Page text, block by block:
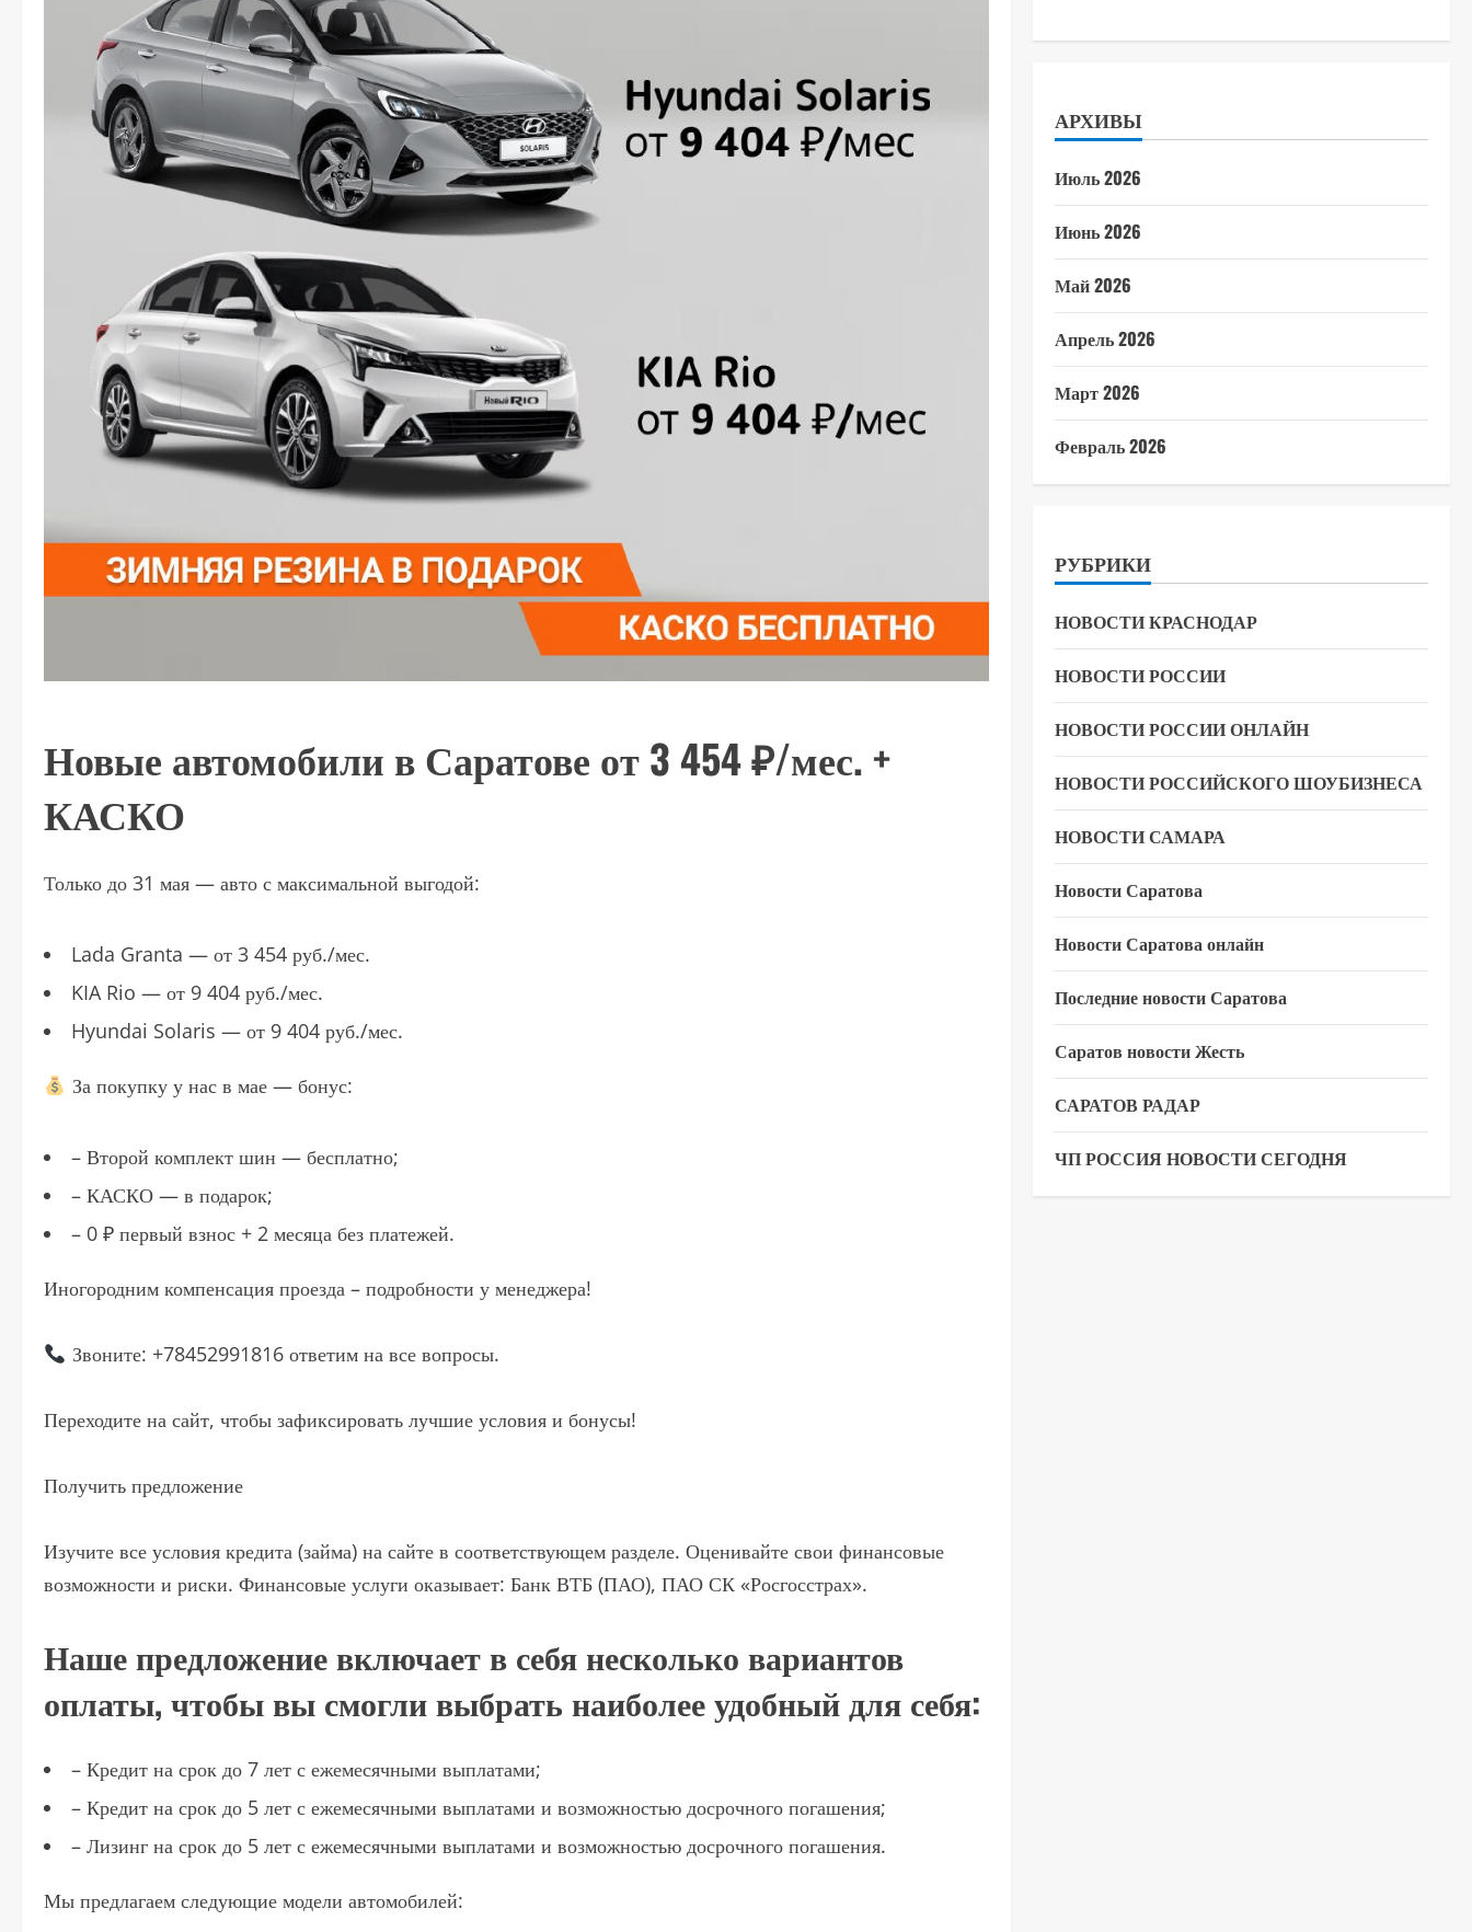
Новые автомобили в Саратове от 3 454 ₽/мес. +
КАСКО
Только до 31 мая — авто с максимальной выгодой:
Lada Granta — от 3 454 руб./мес.
KIA Rio — от 9 404 руб./мес.
Hyundai Solaris — от 9 404 руб./мес.
За покупку у нас в мае — бонус:
– Второй комплект шин — бесплатно;
– КАСКО — в подарок;
– 0 ₽ первый взнос + 2 месяца без платежей.
Иногородним компенсация проезда – подробности у менеджера!
Звоните: +78452991816 ответим на все вопросы.
Переходите на сайт, чтобы зафиксировать лучшие условия и бонусы!
Получить предложение
Изучите все условия кредита (займа) на сайте в соответствующем разделе. Оценивайте свои финансовые
возможности и риски. Финансовые услуги оказывает: Банк ВТБ (ПАО), ПАО СК «Росгосстрах».
Наше предложение включает в себя несколько вариантов
оплаты, чтобы вы смогли выбрать наиболее удобный для себя:
– Кредит на срок до 7 лет с ежемесячными выплатами;
– Кредит на срок до 5 лет с ежемесячными выплатами и возможностью досрочного погашения;
– Лизинг на срок до 5 лет с ежемесячными выплатами и возможностью досрочного погашения.
Мы предлагаем следующие модели автомобилей:
АРХИВЫ
Июль 2026
Июнь 2026
Май 2026
Апрель 2026
Март 2026
Февраль 2026
РУБРИКИ
НОВОСТИ КРАСНОДАР
НОВОСТИ РОССИИ
НОВОСТИ РОССИИ ОНЛАЙН
НОВОСТИ РОССИЙСКОГО ШОУБИЗНЕСА
НОВОСТИ САМАРА
Новости Саратова
Новости Саратова онлайн
Последние новости Саратова
Саратов новости Жесть
САРАТОВ РАДАР
ЧП РОССИЯ НОВОСТИ СЕГОДНЯ